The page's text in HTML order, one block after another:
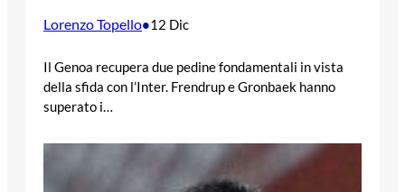
Lorenzo Topello•12 Dic
Il Genoa recupera due pedine fondamentali in vista
della sfida con l’Inter. Frendrup e Gronbaek hanno
superato i…